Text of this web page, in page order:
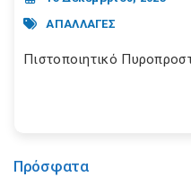
Πρόσφατα
ΑΠΑΛΛΑΓΕΣ
Πιστοποιητικό